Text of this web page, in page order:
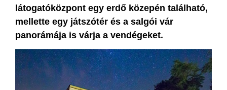
látogatóközpont egy erdő közepén található,
mellette egy játszótér és a salgói vár
panorámája is várja a vendégeket.